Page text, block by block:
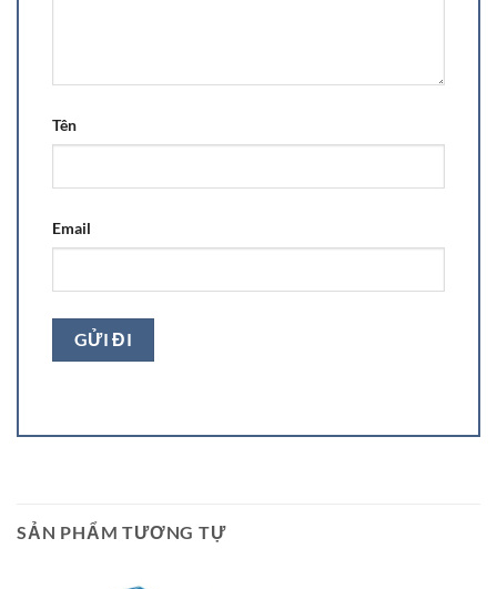
Tên
Email
SẢN PHẨM TƯƠNG TỰ